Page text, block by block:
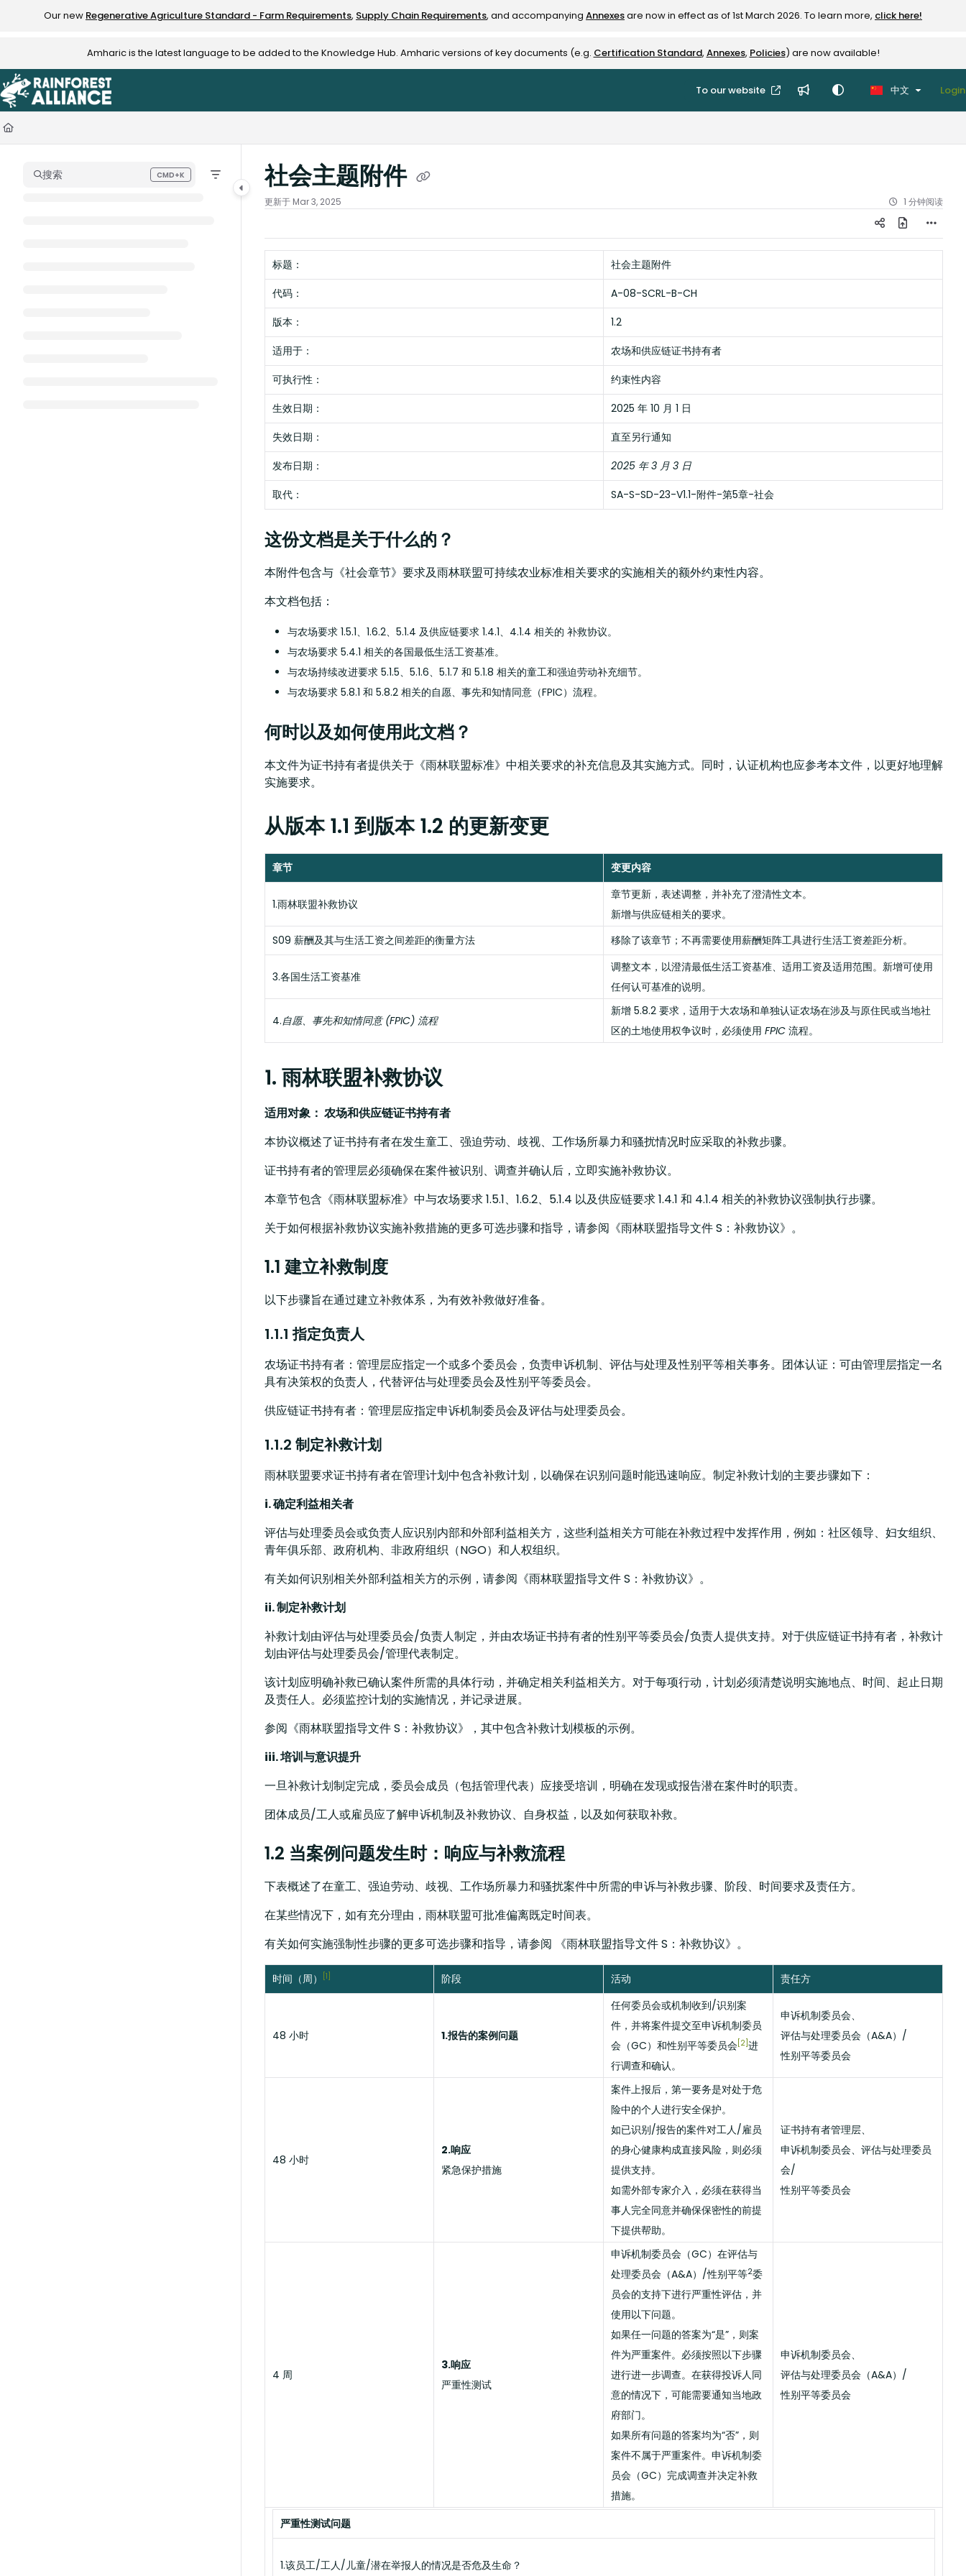
Documentation Index
Use this file to discover all available pages before exploring further.
Our new Regenerative Agriculture Standard - Farm Requirements, Supply Chain Requirements, and accompanying Annexesare now in effect as of 1st March 2026. To learn more, click here!
Amharic is the latest language to be added to the Knowledge Hub. Amharic versions of key documents (e.g. Certification Standard, Annexes, Policies) are now available!
To our website 中文 Login
搜索 CMD+K
Press CMD+K to open search 社会主题附件
更新于 Mar 3, 2025 1 分钟阅读
标题：
社会主题附件
代码：
A-08-SCRL-B-CH
版本：
1.2
适用于：
农场和供应链证书持有者
可执行性：
约束性内容
生效日期：
2025 年 10 月 1 日
失效日期：
直至另行通知
发布日期：
2025 年 3 月 3 日
取代：
SA-S-SD-23-V1.1-附件-第5章-社会
这份文档是关于什么的？
本附件包含与《社会章节》要求及雨林联盟可持续农业标准相关要求的实施相关的额外约束性内容。
本文档包括：
与农场要求 1.5.1、1.6.2、5.1.4 及供应链要求 1.4.1、4.1.4 相关的 补救协议。
与农场要求 5.4.1 相关的各国最低生活工资基准。
与农场持续改进要求 5.1.5、5.1.6、5.1.7 和 5.1.8 相关的童工和强迫劳动补充细节。
与农场要求 5.8.1 和 5.8.2 相关的自愿、事先和知情同意（FPIC）流程。
何时以及如何使用此文档？
本文件为证书持有者提供关于《雨林联盟标准》中相关要求的补充信息及其实施方式。同时，认证机构也应参考本文件，以更好地理解
实施要求。
从版本 1.1 到版本 1.2 的更新变更
章节 变更内容
1.雨林联盟补救协议
章节更新，表述调整，并补充了澄清性文本。
新增与供应链相关的要求。
S09 薪酬及其与生活工资之间差距的衡量方法
移除了该章节；不再需要使用薪酬矩阵工具进行生活工资差距分析。
3.各国生活工资基准
调整文本，以澄清最低生活工资基准、适用工资及适用范围。新增可使用
任何认可基准的说明。
4.自愿、事先和知情同意 (FPIC) 流程
新增 5.8.2 要求，适用于大农场和单独认证农场在涉及与原住民或当地社
区的土地使用权争议时，必须使用 FPIC 流程。
1. 雨林联盟补救协议
适用对象： 农场和供应链证书持有者
本协议概述了证书持有者在发生童工、强迫劳动、歧视、工作场所暴力和骚扰情况时应采取的补救步骤。
证书持有者的管理层必须确保在案件被识别、调查并确认后，立即实施补救协议。
本章节包含《雨林联盟标准》中与农场要求 1.5.1、1.6.2、5.1.4 以及供应链要求 1.4.1 和 4.1.4 相关的补救协议强制执行步骤。
关于如何根据补救协议实施补救措施的更多可选步骤和指导，请参阅《雨林联盟指导文件 S：补救协议》。
1.1 建立补救制度
以下步骤旨在通过建立补救体系，为有效补救做好准备。
1.1.1 指定负责人
农场证书持有者：管理层应指定一个或多个委员会，负责申诉机制、评估与处理及性别平等相关事务。团体认证：可由管理层指定一名
具有决策权的负责人，代替评估与处理委员会及性别平等委员会。
供应链证书持有者：管理层应指定申诉机制委员会及评估与处理委员会。
1.1.2 制定补救计划
雨林联盟要求证书持有者在管理计划中包含补救计划，以确保在识别问题时能迅速响应。制定补救计划的主要步骤如下：
i. 确定利益相关者
评估与处理委员会或负责人应识别内部和外部利益相关方，这些利益相关方可能在补救过程中发挥作用，例如：社区领导、妇女组织、
青年俱乐部、政府机构、非政府组织（NGO）和人权组织。
有关如何识别相关外部利益相关方的示例，请参阅《雨林联盟指导文件 S：补救协议》。
ii. 制定补救计划
补救计划由评估与处理委员会/负责人制定，并由农场证书持有者的性别平等委员会/负责人提供支持。对于供应链证书持有者，补救计
划由评估与处理委员会/管理代表制定。
该计划应明确补救已确认案件所需的具体行动，并确定相关利益相关方。对于每项行动，计划必须清楚说明实施地点、时间、起止日期
及责任人。必须监控计划的实施情况，并记录进展。
参阅《雨林联盟指导文件 S：补救协议》，其中包含补救计划模板的示例。
iii. 培训与意识提升
一旦补救计划制定完成，委员会成员（包括管理代表）应接受培训，明确在发现或报告潜在案件时的职责。
团体成员/工人或雇员应了解申诉机制及补救协议、自身权益，以及如何获取补救。
1.2 当案例问题发生时：响应与补救流程
下表概述了在童工、强迫劳动、歧视、工作场所暴力和骚扰案件中所需的申诉与补救步骤、阶段、时间要求及责任方。
在某些情况下，如有充分理由，雨林联盟可批准偏离既定时间表。
有关如何实施强制性步骤的更多可选步骤和指导，请参阅 《雨林联盟指导文件 S：补救协议》。
时间（周） [1] 阶段 活动 责任方
48 小时 1.报告的案例问题
任何委员会或机制收到/识别案
件，并将案件提交至申诉机制委员
会（GC）和性别平等委员会 [2] 进
行调查和确认。
申诉机制委员会、
评估与处理委员会（A&A）/
性别平等委员会
48 小时
2.响应
紧急保护措施
案件上报后，第一要务是对处于危
险中的个人进行安全保护。
如已识别/报告的案件对工人/雇员
的身心健康构成直接风险，则必须
提供支持。
如需外部专家介入，必须在获得当
事人完全同意并确保保密性的前提
下提供帮助。
证书持有者管理层、
申诉机制委员会、评估与处理委员
会/
性别平等委员会
4 周
3.响应
严重性测试
申诉机制委员会（GC）在评估与
处理委员会（A&A）/性别平等2委
员会的支持下进行严重性评估，并
使用以下问题。
如果任一问题的答案为“是”，则案
件为严重案件。必须按照以下步骤
进行进一步调查。在获得投诉人同
意的情况下，可能需要通知当地政
府部门。
如果所有问题的答案均为“否”，则
案件不属于严重案件。申诉机制委
员会（GC）完成调查并决定补救
措施。
申诉机制委员会、
评估与处理委员会（A&A）/
性别平等委员会
严重性测试问题
1.该员工/工人/儿童/潜在举报人的情况是否危及生命？